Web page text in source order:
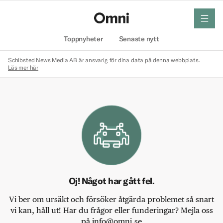
Toppnyheter Senaste nytt
meny
Schibsted News Media AB är ansvarig för dina data på denna webbplats.
Läs mer här
Oj! Något har gått fel.
Vi ber om ursäkt och försöker åtgärda problemet så snart
vi kan, håll ut! Har du frågor eller funderingar? Mejla oss